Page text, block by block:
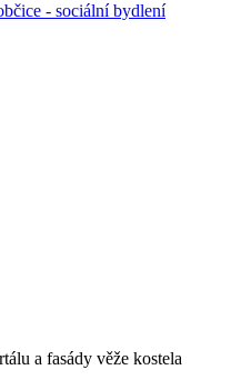
a fasády věže kostela